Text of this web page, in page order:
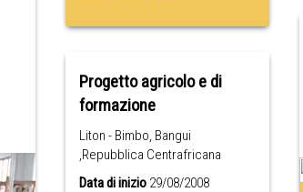
Progetto agricolo e di
formazione
Liton - Bimbo, Bangui
,Repubblica Centrafricana
Data di inizio29/08/2008